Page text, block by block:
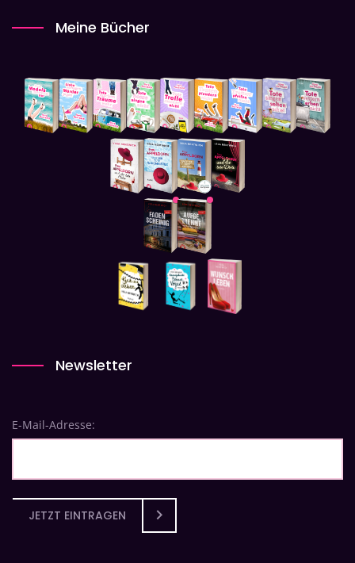
Meine Bücher
Newsletter
E-Mail-Adresse:
JETZT EINTRAGEN